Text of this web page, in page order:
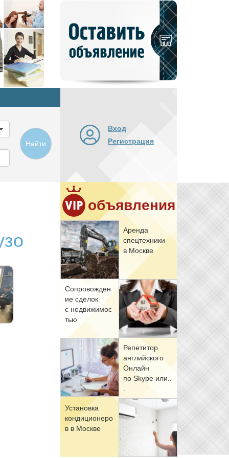
объявление
Найти
Вход
Регистрация
объявления
Арен­да
спец­тех­ни­ки
в Москве
Со­про­вож­де­н
ие сде­лок
с недви­жи­мо­с
тью
Ре­пе­ти­тор
ан­глий­ско­го
Он­лайн
по Skype или..
Уста­нов­ка
кон­ди­ци­о­не­ро
в в Москве